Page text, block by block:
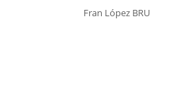
Fran López BRU